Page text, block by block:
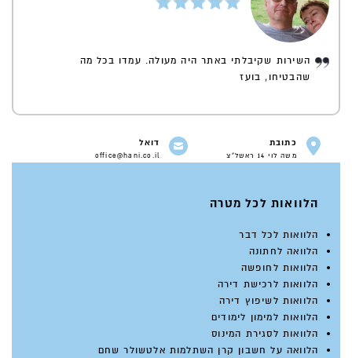
השירות שקיבלתי באתר היה מעולה. עמדו בכל מה
שהבטיחו, בועז
כתובת
משה לוי 14 ראשל"צ
דואל
office@hani.co.il
הלוואות לכל מטרה
הלוואות לכל דבר
הלוואה לחתונה
הלוואות לחופשה
הלוואות לרכישת דירה
הלוואות לשיפוץ דירה
הלוואות למימון לימודים
הלוואות לסגירת המינוס
הלוואה על חשבון קרן השתלמות אלטשולר שחם